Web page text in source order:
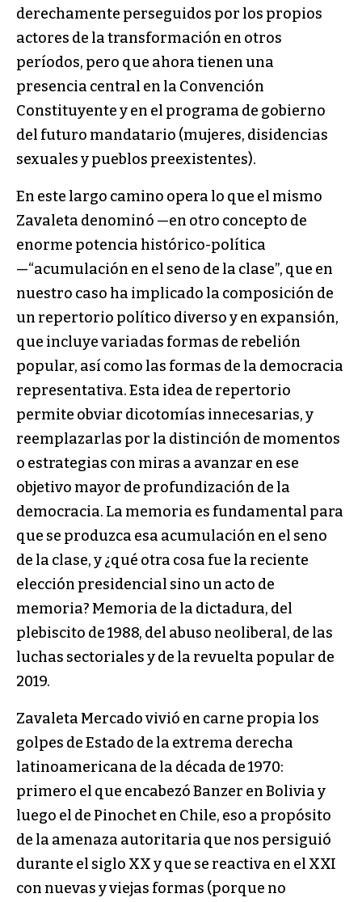
derechamente perseguidos por los propios
actores de la transformación en otros
períodos, pero que ahora tienen una
presencia central en la Convención
Constituyente y en el programa de gobierno
del futuro mandatario (mujeres, disidencias
sexuales y pueblos preexistentes).
En este largo camino opera lo que el mismo
Zavaleta denominó —en otro concepto de
enorme potencia histórico-política
—“acumulación en el seno de la clase”, que en
nuestro caso ha implicado la composición de
un repertorio político diverso y en expansión,
que incluye variadas formas de rebelión
popular, así como las formas de la democracia
representativa. Esta idea de repertorio
permite obviar dicotomías innecesarias, y
reemplazarlas por la distinción de momentos
o estrategias con miras a avanzar en ese
objetivo mayor de profundización de la
democracia. La memoria es fundamental para
que se produzca esa acumulación en el seno
de la clase, y ¿qué otra cosa fue la reciente
elección presidencial sino un acto de
memoria? Memoria de la dictadura, del
plebiscito de 1988, del abuso neoliberal, de las
luchas sectoriales y de la revuelta popular de
2019.
Zavaleta Mercado vivió en carne propia los
golpes de Estado de la extrema derecha
latinoamericana de la década de 1970:
primero el que encabezó Banzer en Bolivia y
luego el de Pinochet en Chile, eso a propósito
de la amenaza autoritaria que nos persiguió
durante el siglo XX y que se reactiva en el XXI
con nuevas y viejas formas (porque no